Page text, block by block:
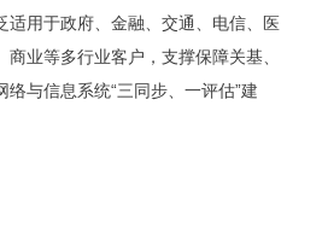
适用于政府、金融、交通、电信、医
业等多行业客户，支撑保障关基、
与信息系统“三同步、一评估”建